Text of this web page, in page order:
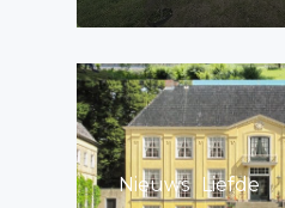
Nieuws Liefde